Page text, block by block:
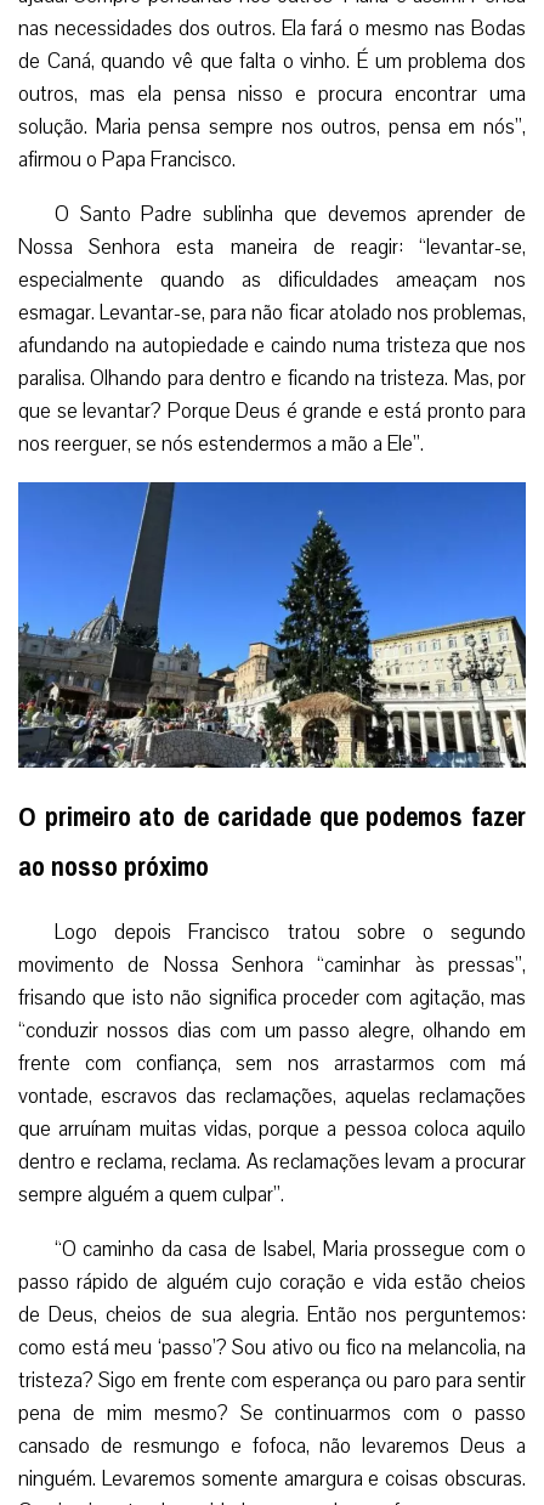
nas necessidades dos outros. Ela fará o mesmo nas Bodas
de Caná, quando vê que falta o vinho. É um problema dos
outros, mas ela pensa nisso e procura encontrar uma
solução. Maria pensa sempre nos outros, pensa em nós”,
afirmou o Papa Francisco.
O Santo Padre sublinha que devemos aprender de
Nossa Senhora esta maneira de reagir: “levantar-se,
especialmente quando as dificuldades ameaçam nos
esmagar. Levantar-se, para não ficar atolado nos problemas,
afundando na autopiedade e caindo numa tristeza que nos
paralisa. Olhando para dentro e ficando na tristeza. Mas, por
que se levantar? Porque Deus é grande e está pronto para
nos reerguer, se nós estendermos a mão a Ele”.
O primeiro ato de caridade que podemos fazer
ao nosso próximo
Logo depois Francisco tratou sobre o segundo
movimento de Nossa Senhora “caminhar às pressas”,
frisando que isto não significa proceder com agitação, mas
“conduzir nossos dias com um passo alegre, olhando em
frente com confiança, sem nos arrastarmos com má
vontade, escravos das reclamações, aquelas reclamações
que arruínam muitas vidas, porque a pessoa coloca aquilo
dentro e reclama, reclama. As reclamações levam a procurar
sempre alguém a quem culpar”.
“O caminho da casa de Isabel, Maria prossegue com o
passo rápido de alguém cujo coração e vida estão cheios
de Deus, cheios de sua alegria. Então nos perguntemos:
como está meu ‘passo’? Sou ativo ou fico na melancolia, na
tristeza? Sigo em frente com esperança ou paro para sentir
pena de mim mesmo? Se continuarmos com o passo
cansado de resmungo e fofoca, não levaremos Deus a
ninguém. Levaremos somente amargura e coisas obscuras.